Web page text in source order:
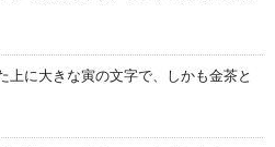
上に大きな寅の文字で、しかも金茶と